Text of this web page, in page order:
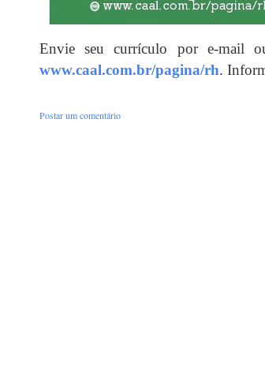
Envie seu currículo por e-mail
www.caal.com.br/pagina/rh.
Postar um comentário